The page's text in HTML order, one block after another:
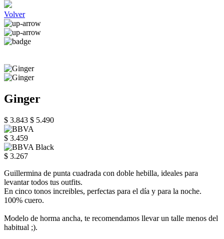
Volver
Ginger
$ 3.843 $ 5.490
$ 3.459
$ 3.267
Guillermina de punta cuadrada con doble hebilla, ideales para
levantar todos tus outfits.
En cinco tonos increibles, perfectas para el día y para la noche.
100% cuero.
Modelo de horma ancha, te recomendamos llevar un talle menos del
habitual ;).